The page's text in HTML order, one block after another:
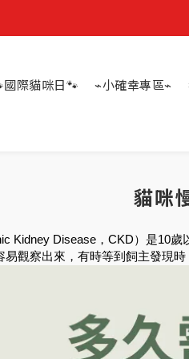
【安
【安
國際貓咪日🐾 ⌁小確幸專區⌁
貓咪
Kidney Disease，CKD）是10
觀察出來，有時等到飼主發現